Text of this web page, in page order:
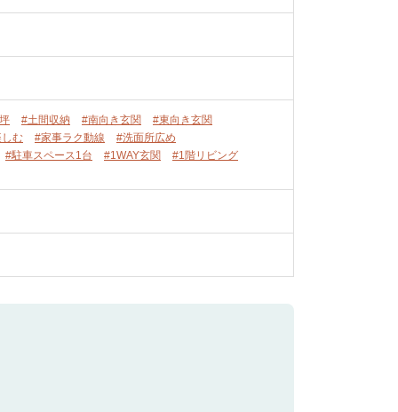
#土間収納 #南向き玄関
#東向き玄関
む
#家事ラク動線
#洗面所広め
#駐車スペース1台
#1WAY玄関 #1階リビング